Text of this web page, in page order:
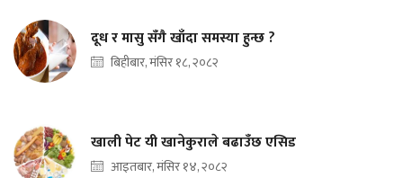
दूध र मासु सँगै खाँदा समस्या हुन्छ ?
बिहीबार, मंसिर १८, २०८२
खाली पेट यी खानेकुराले बढाउँछ एसिड
आइतबार, मंसिर १४, २०८२